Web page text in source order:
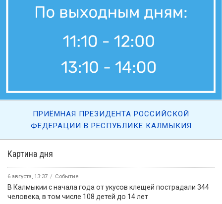
Картина дня
6 августа, 13:37 Событие
В Калмыкии с начала года от укусов клещей пострадали 344
человека, в том числе 108 детей до 14 лет
ПРИЁМНАЯ ПРЕЗИДЕНТА РОССИЙСКОЙ
ФЕДЕРАЦИИ В РЕСПУБЛИКЕ КАЛМЫКИЯ